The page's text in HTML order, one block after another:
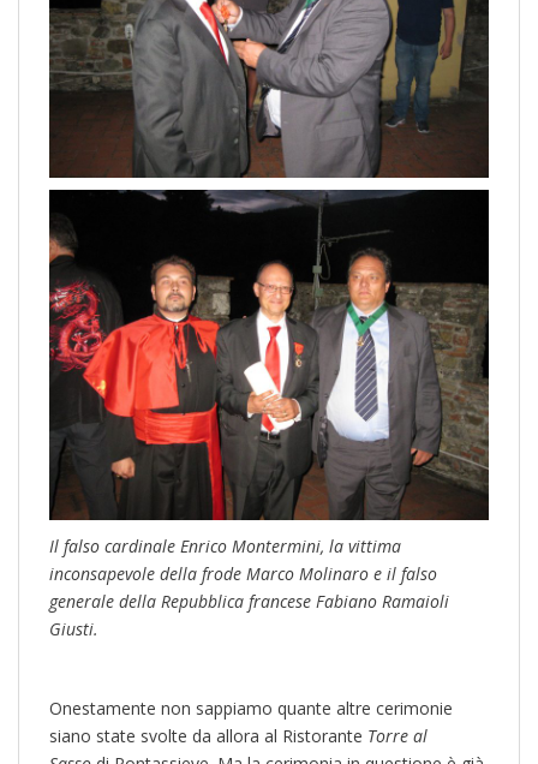
Il falso cardinale Enrico Montermini, la vittima
inconsapevole della frode Marco Molinaro e il falso
generale della Repubblica francese Fabiano Ramaioli
Giusti.
Onestamente non sappiamo quante altre cerimonie
siano state svolte da allora al Ristorante Torre al